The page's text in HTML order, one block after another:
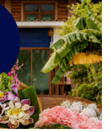
เซตของว่างเรายกให้
นที่หน้าตาเหมือนนิกิริ
าดมากับซอสชิมิชูรีผัก